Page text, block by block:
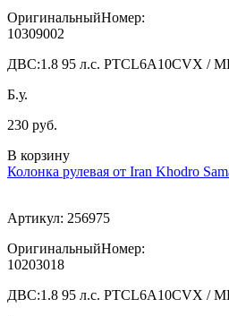
ОригинальныйНомер:
10309002
ДВС:1.8 95 л.с. PTCL6A10CVX /
Б.у.
230 руб.
В корзину
Колонка рулевая от Iran Khodro
Артикул: 256975
ОригинальныйНомер:
10203018
ДВС:1.8 95 л.с. PTCL6A10CVX /